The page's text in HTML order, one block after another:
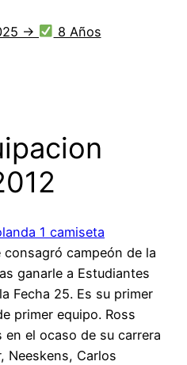
→
8 Años
campeón de la
ganarle a Estudiantes
Fecha 25. Es su primer
primer equipo. Ross
el ocaso de su carrera
Neeskens, Carlos